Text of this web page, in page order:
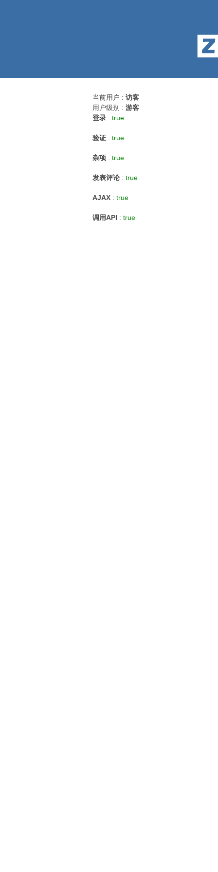
当前用户 : 访客
用户级别 : 游客
登录 : true
验证 : true
杂项 : true
发表评论 : true
AJAX : true
调用API : true